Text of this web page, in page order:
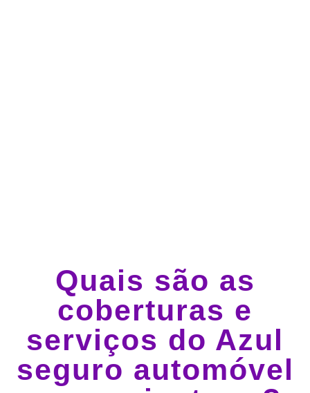
Quais são as
coberturas e
serviços do Azul
seguro automóvel